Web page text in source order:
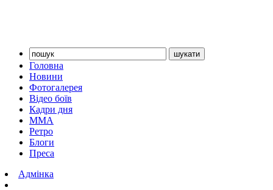
Головна
Новини
Фотогалерея
Відео боїв
Кадри дня
ММА
Ретро
Блоги
Преса
Адмінка